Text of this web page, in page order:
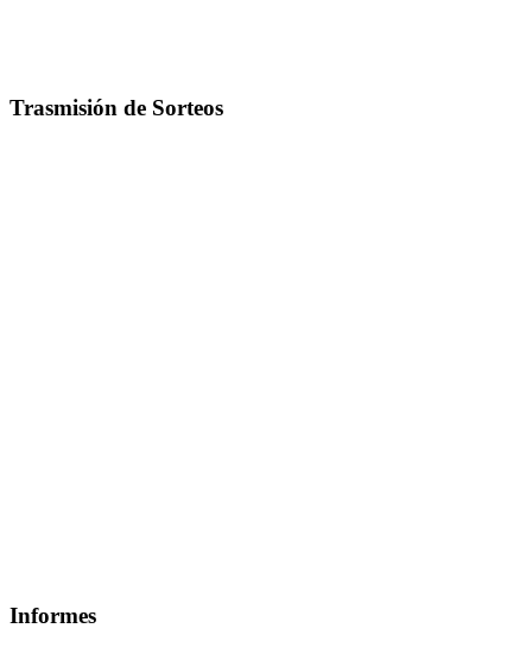
Trasmisión de Sorteos
Informes